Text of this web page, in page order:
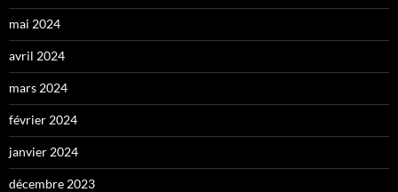
mai 2024
avril 2024
mars 2024
février 2024
janvier 2024
décembre 2023